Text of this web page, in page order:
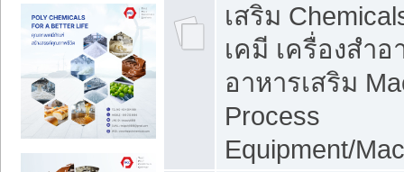
เสริม
เคมี เครื่องสำ
อาหารเสริม
Process
Equipment/